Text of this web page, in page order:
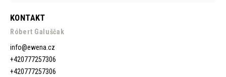
KONTAKT
Róbert Galuščak
info@ewena.cz
+420777257306
+420777257306